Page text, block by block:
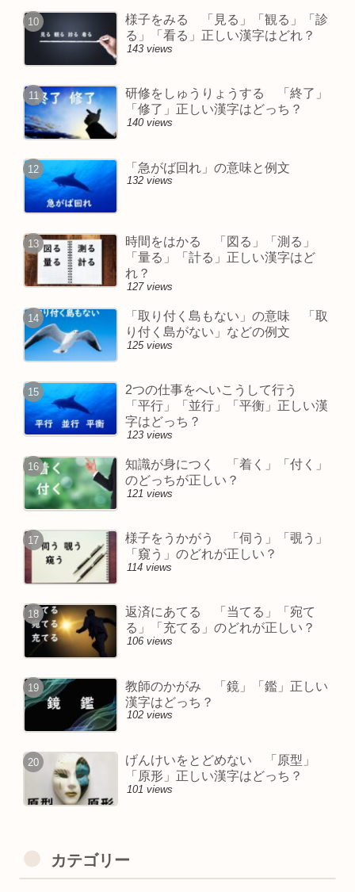
様子をみる 「見る」「観る」「診
る」「看る」正しい漢字はどれ？
143 views
研修をしゅうりょうする 「終了」
「修了」正しい漢字はどっち？
140 views
「急がば回れ」の意味と例文
132 views
時間をはかる 「図る」「測る」
「量る」「計る」正しい漢字はど
れ？
127 views
「取り付く島もない」の意味 「取
り付く島がない」などの例文
125 views
2つの仕事をへいこうして行う
「平行」「並行」「平衡」正しい漢
字はどっち？
123 views
知識が身につく 「着く」「付く」
のどっちが正しい？
121 views
様子をうかがう 「伺う」「覗う」
「窺う」のどれが正しい？
114 views
返済にあてる 「当てる」「宛て
る」「充てる」のどれが正しい？
106 views
教師のかがみ 「鏡」「鑑」正しい
漢字はどっち？
102 views
げんけいをとどめない 「原型」
「原形」正しい漢字はどっち？
101 views
カテゴリー